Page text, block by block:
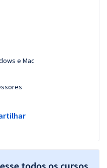
e Mac